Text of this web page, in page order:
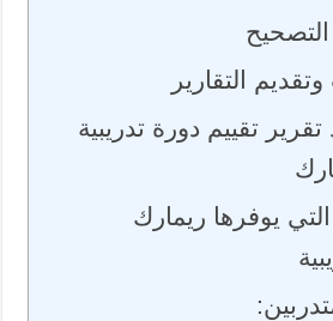
التقارير
تقييم دورة تدريبية
التي يوفرها ريمارك